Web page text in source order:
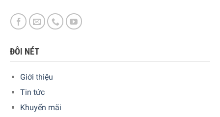
ĐÔI NÉT
Giới thiệu
Tin tức
Khuyến mãi